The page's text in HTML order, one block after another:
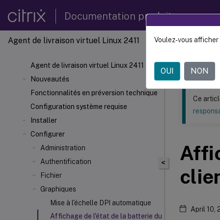
Documentation produit
Agent de livraison virtuel Linux 2411
Agent de livraison virtuel Linux 2411
Nouveautés
Fonctionnalités en préversion technique
Configuration système requise
Installer
Configurer
Administration
Authentification
Fichier
Graphiques
Mise à l'échelle DPI automatique
Affichage de l'état de la batterie du
Ce contenu a
Agent
<
Ce
April 10,
Voulez-vous
OUI NON